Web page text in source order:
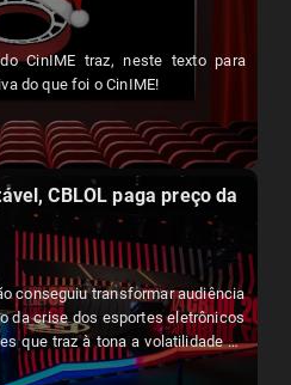
CinIME traz, neste texto para
do que foi o CinIME!
CBLOL paga preço da
conseguiu transformar audiência
da crise dos esportes eletrônicos
que traz à tona a volatilidade do
jogos eletrônicos e E-Sports.